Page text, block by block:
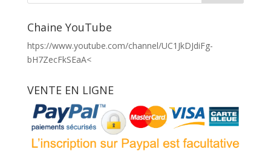
Chaine YouTube
htps://www.youtube.com/channel/UC1JkDJdiFg-
bH7ZecFkSEaA<
VENTE EN LIGNE